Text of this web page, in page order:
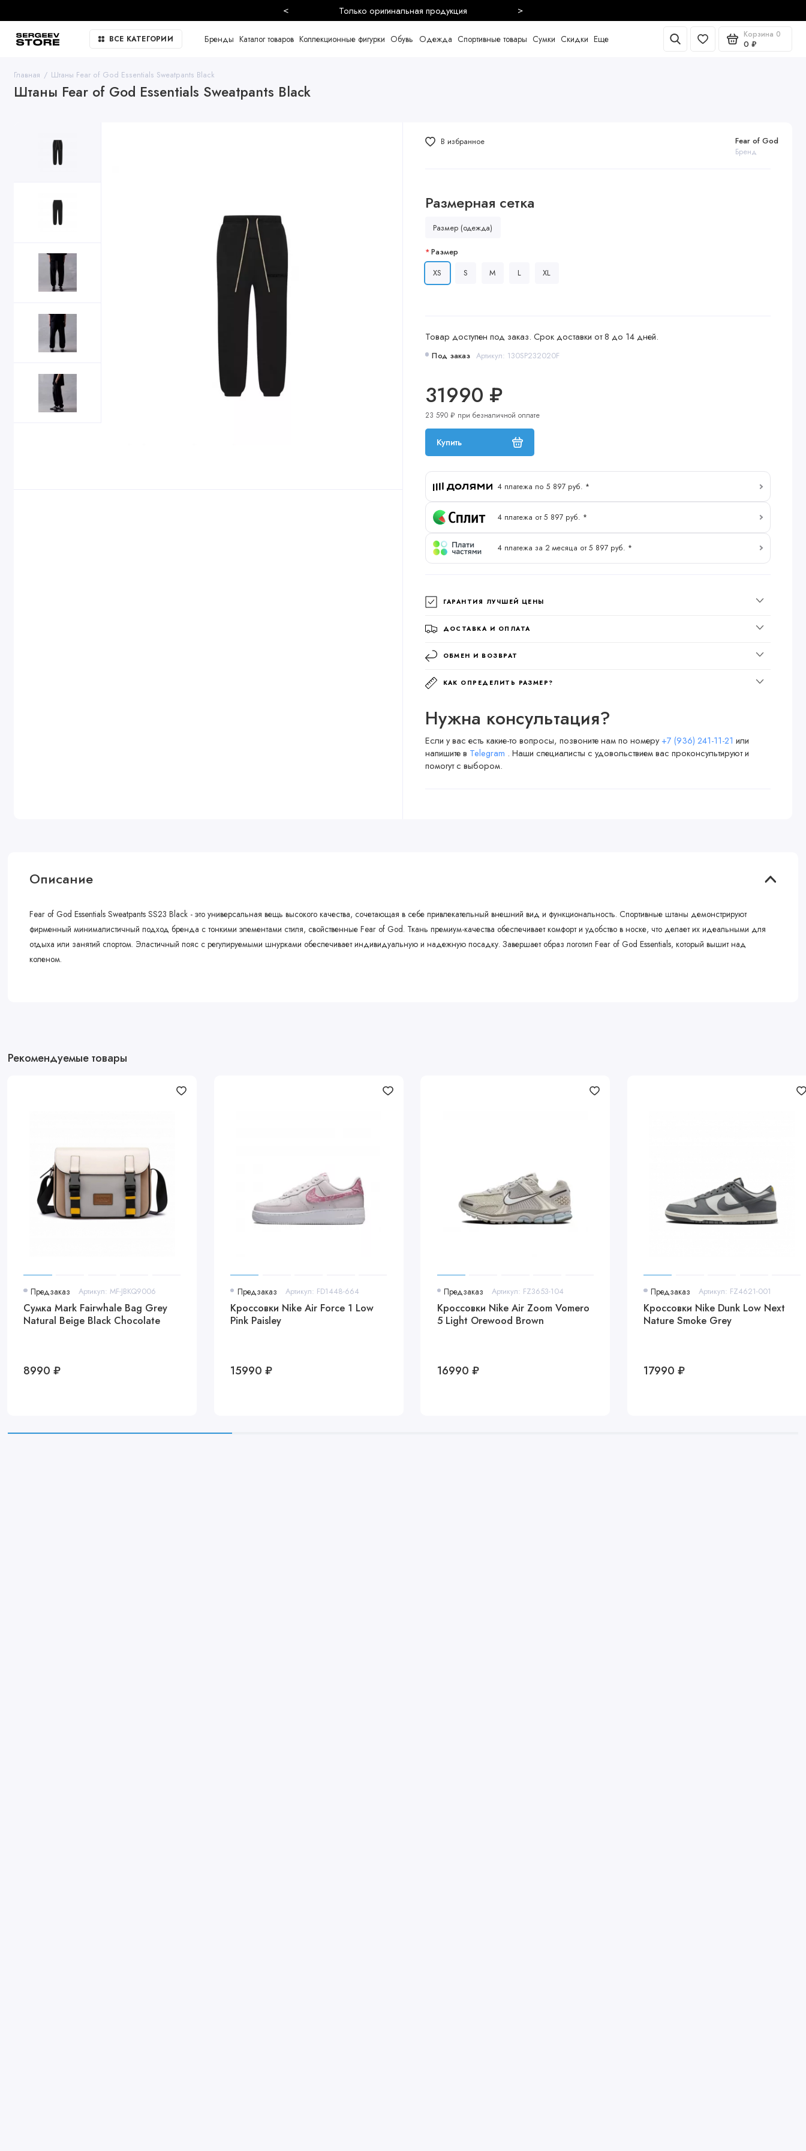
Безопасная и быстрая доставка
< >
ВСЕ КАТЕГОРИИ Бренды Каталог товаров Коллекционные фигурки Обувь Одежда Спортивные товары Сумки Скидки Еще Корзина 0
0 ₽
Главная Штаны Fear of God Essentials Sweatpants Black
Штаны Fear of God Essentials Sweatpants Black
Товар доступен под заказ. Срок доставки от 8 до 14 дней.
Под заказ Артикул: 130SP232020F
Fear of God
Бренд
31990 ₽
23 590 ₽ при безналичной оплате
Купить
4 платежа по 5 897 руб. *
4 платежа от 5 897 руб. *
4 платежа за 2 месяца от 5 897 руб. *
В избранное
Размерная сетка
Размер (одежда)
Размер
XS
S M L XL
ГАРАНТИЯ ЛУЧШЕЙ ЦЕНЫ
ДОСТАВКА И ОПЛАТА
ОБМЕН И ВОЗВРАТ
КАК ОПРЕДЕЛИТЬ РАЗМЕР?
Нужна консультация?
Если у вас есть какие-то вопросы, позвоните нам по номеру+7 (936) 241-11-21 или
напишите в Telegram . Наши специалисты с удовольствием вас проконсультируют и
помогут с выбором.
Описание
Fear of God Essentials Sweatpants SS23 Black - это универсальная вещь высокого качества, сочетающая в себе привлекательный внешний вид и функциональность. Спортивные штаны демонстрируют
фирменный минималистичный подход бренда с тонкими элементами стиля, свойственные Fear of God. Ткань премиум-качества обеспечивает комфорт и удобство в носке, что делает их идеальными для
отдыха или занятий спортом. Эластичный пояс с регулируемыми шнурками обеспечивает индивидуальную и надежную посадку. Завершает образ логотип Fear of God Essentials, который вышит над
коленом.
Рекомендуемые товары
Предзаказ Артикул: MF-JBKQ9006
Сумка Mark Fairwhale Bag Grey
Natural Beige Black Chocolate
8990 ₽
Предзаказ Артикул: FD1448-664
Кроссовки Nike Air Force 1 Low
Pink Paisley
15990 ₽
Предзаказ Артикул: FZ3653-104
Кроссовки Nike Air Zoom Vomero
5 Light Orewood Brown
16990 ₽
Предзаказ Артикул: FZ4621-001
Кроссовки Nike Dunk Low Next
Nature Smoke Grey
17990 ₽